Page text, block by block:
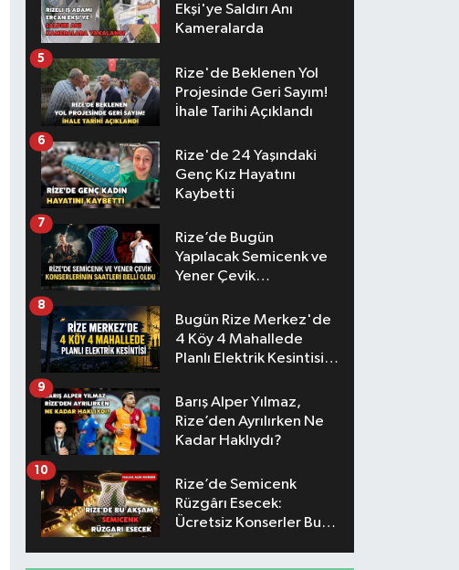
Ekşi'ye Saldırı Anı
Kameralarda
Rize'de Beklenen Yol
Projesinde Geri Sayım!
İhale Tarihi Açıklandı
5
Rize'de 24 Yaşındaki
Genç Kız Hayatını
Kaybetti
6
Rize’de Bugün
Yapılacak Semicenk ve
Yener Çevik
Belli Oldu
7
Bugün Rize Merkez'de
4 Köy 4 Mahallede
Planlı Elektrik Kesintisi
8
Barış Alper Yılmaz,
Rize’den Ayrılırken Ne
Kadar Haklıydı?
9
Rize’de Semicenk
Rüzgârı Esecek:
Ücretsiz Konserler Bu
10